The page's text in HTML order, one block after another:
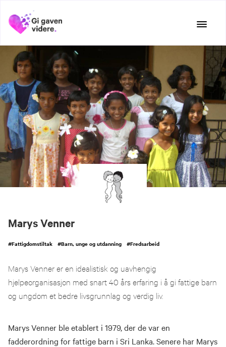
#Fattigdomstiltak #Barn, unge og utdanning #Fredsarbeid
Marys Venner
Marys Venner er en idealistisk og uavhengig
hjelpeorganisasjon med snart 40 års erfaring i å gi fattige barn
og ungdom et bedre livsgrunnlag og verdig liv.
Marys Venner ble etablert i 1979, der de var en
fadderordning for fattige barn i Sri Lanka. Senere har Marys